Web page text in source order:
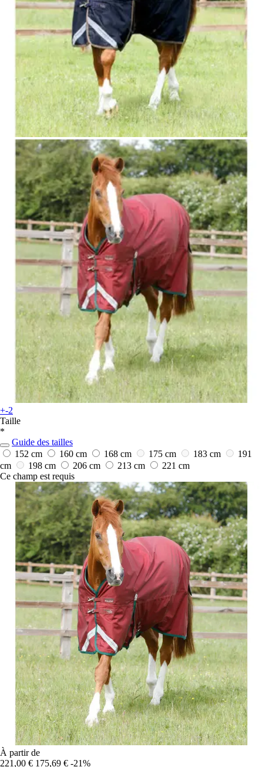
+-2
Taille
*
Guide des tailles
152 cm
160 cm 168 cm 175 cm 183 cm
191
cm
198 cm 206 cm 213 cm
221 cm
Ce champ est requis
À partir de
221,00 € 175,69 € -21%